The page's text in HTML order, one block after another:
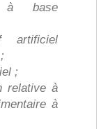
à base
artificiel
;
relative à
à